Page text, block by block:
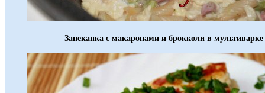
Запеканка с макаронами и брокколи в мультиварке